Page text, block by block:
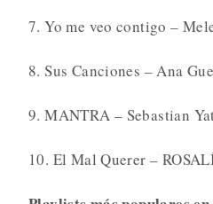
7. Yo me veo contigo –
8. Sus Canciones – Ana
9. MANTRA – Sebastian
10. El Mal Querer –